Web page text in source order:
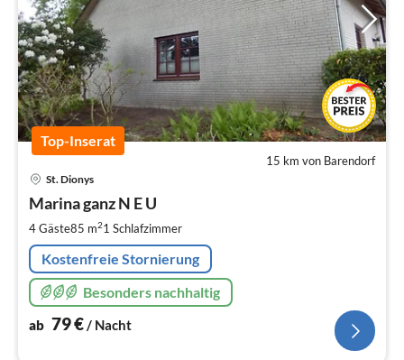
Top-Inserat
15 km von Barendorf
St. Dionys
Marina ganz N E U
4 Gäste85 m21 Schlafzimmer
Kostenfreie Stornierung
Besonders nachhaltig
ab 79€/ Nacht